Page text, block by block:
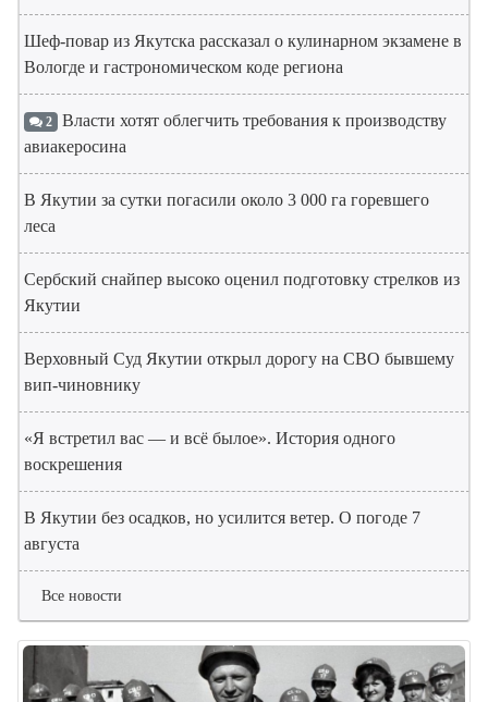
Шеф-повар из Якутска рассказал о кулинарном экзамене в
Вологде и гастрономическом коде региона
2 Власти хотят облегчить требования к производству
авиакеросина
В Якутии за сутки погасили около 3 000 га горевшего
леса
Сербский снайпер высоко оценил подготовку стрелков из
Якутии
Верховный Суд Якутии открыл дорогу на СВО бывшему
вип-чиновнику
«Я встретил вас — и всё былое». История одного
воскрешения
В Якутии без осадков, но усилится ветер. О погоде 7
августа
Все новости